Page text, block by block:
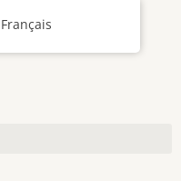
Français